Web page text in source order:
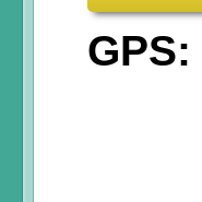
GPS: